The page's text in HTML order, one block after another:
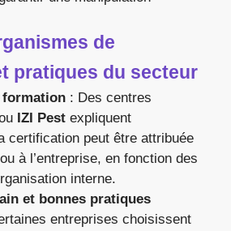
de
pratiques du secteur
formation : Des centres
IZI Pest expliquent
certification peut être attribuée
à l’entreprise, en fonction des
interne.
et bonnes pratiques
entreprises choisissent